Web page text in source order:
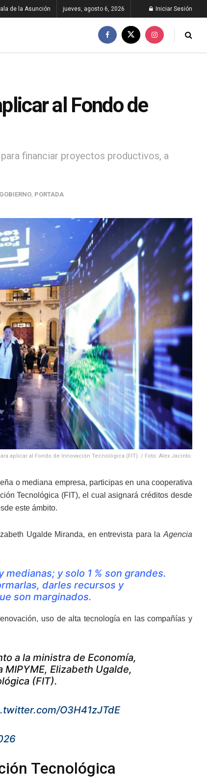
de la Asunción jueves, agosto 6, 2026 Iniciar Sesión
al Fondo de
financiar proyectos productivos, a
GOBIERNO PORTADA
aplicar al Fondo de Innovación Tecnológica (FIT). / Foto: Alex Jacinto.
o mediana empresa, participas en una cooperativa
Tecnológica (FIT), el cual asignará créditos desde
este ámbito.
Ugalde Miranda, en entrevista para la Agencia
medianas; y solo 1 % son grandes.
darles recursos y
son marginados.
uso de alta tecnología en las compañías y
a la ministra de Economía,
Elizabeth Ugalde,
(FIT).
O3H41zJTdE
Tecnológica